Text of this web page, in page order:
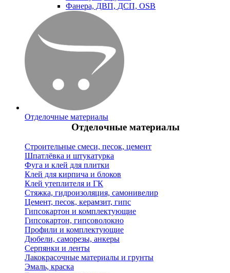
Фанера, ДВП, ДСП, OSB
Отделочные материалы
Отделочные материалы
Строительные смеси, песок, цемент
Шпатлёвка и штукатурка
Фуга и клей для плитки
Клей для кирпича и блоков
Клей утеплителя и ГК
Стяжка, гидроизоляция, самонивелир
Цемент, песок, керамзит, гипс
Гипсокартон и комплектующие
Гипсокартон, гипсоволокно
Профили и комплектующие
Дюбели, саморезы, анкеры
Серпянки и ленты
Лакокрасочные материалы и грунты
Эмаль, краска